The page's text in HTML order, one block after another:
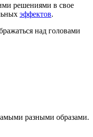
решениями в свое
эффектов.
над головами
разными образами.